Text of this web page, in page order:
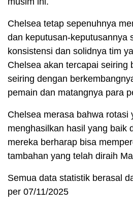
Chelsea tetap sepenuhnya
dan keputusan-keputusannya
konsistensi dan solidnya tim
Chelsea akan tercapai seiring
seiring dengan
pemain dan matangnya para
Chelsea merasa bahwa rotasi
menghasilkan hasil yang baik
mereka berharap bisa
tambahan yang telah diraih
Semua data statistik berasal
per 07/11/2025